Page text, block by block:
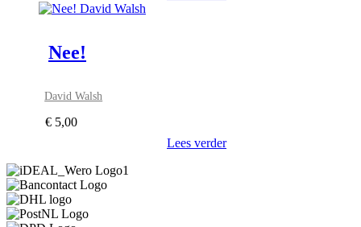
Nee!
David Walsh
€ 5,00
Lees verder